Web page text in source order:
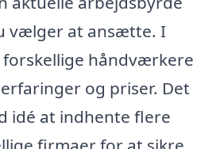
vælger at ansætte. I
forskellige håndværkere
og priser. Det
idé at indhente flere